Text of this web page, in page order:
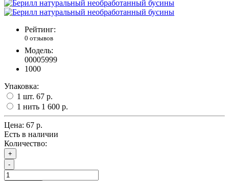
Рейтинг:
0 отзывов
Модель:
00005999
1000
Упаковка:
1 шт. 67 р.
1 нить 1 600 р.
Цена: 67 р.
Есть в наличии
Количество:
+
-